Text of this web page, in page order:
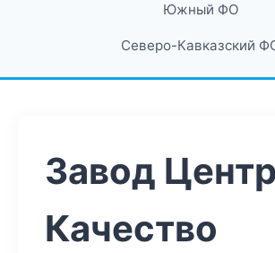
Южный ФО
Северо-Кавказский
Завод Центр
Качество